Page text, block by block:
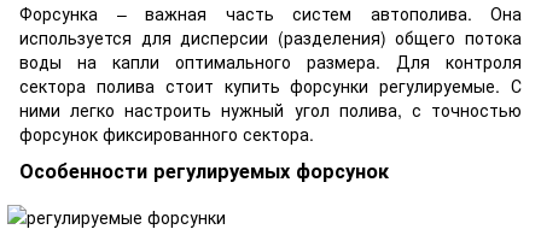
Форсунка – важная часть систем автополива. Она
используется для дисперсии (разделения) общего потока
воды на капли оптимального размера. Для контроля
сектора полива стоит купить форсунки регулируемые. С
ними легко настроить нужный угол полива, с точностью
форсунок фиксированного сектора.
Особенности регулируемых форсунок